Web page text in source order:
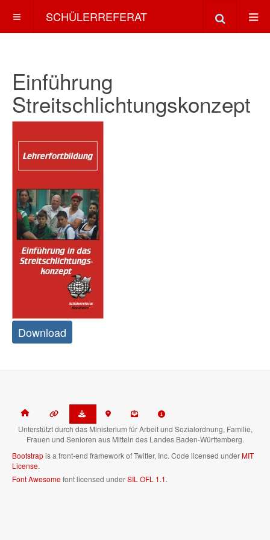
SCHÜLERREFERAT
Einführung
Streitschlichtungskonzept
Download
Unterstützt durch das Ministerium für Arbeit und Sozialordnung, Familie,
Frauen und Senioren aus Mitteln des Landes Baden-Württemberg.
Bootstrapis a front-end framework of Twitter, Inc. Code licensed underMIT
License.
Font Awesomefont licensed underSIL OFL 1.1.